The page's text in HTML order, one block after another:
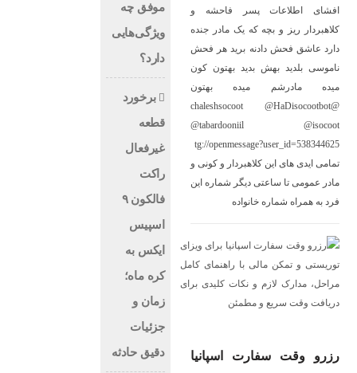
افشای اطلاعات پسر فاحشه و
کلاهبردار ریز و بچه که یک مادر جنده
دارد عاشق فحش دادنه برید هر فحش
ناموسی بلدید بهش بدید بهتون کون
میده مادرشم میده بهتون
@chaleshsocoot @HaDisocootbot
@tabardooniil @isocoot
tg://openmessage?user_id=538344625
تمامی ایدی های این کلاهبردار و کونی و
مادر عمومی تا ساعتی دیگر شماره این
فرد به همراه شماره خانواده
رزرو وقت سفارت اسپانیا
موفق چه
ویژگی‌هایی
دارد؟
برخورد
قطعه
غیرفعال
راکت
فالکون ۹
اسپیس
ایکس به
کره ماه؛
زمان و
جزئیات
دقیق حادثه